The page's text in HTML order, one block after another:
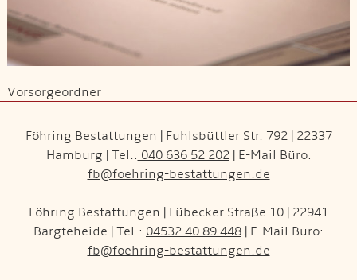
Vorsorgeordner
Föhring Bestattungen | Fuhlsbüttler Str. 792 | 22337
Hamburg | Tel.: 040 636 52 202| E-Mail Büro:
fb@foehring-bestattungen.de
Föhring Bestattungen | Lübecker Straße 10 | 22941
Bargteheide | Tel.: 04532 40 89 448 | E-Mail Büro:
fb@foehring-bestattungen.de